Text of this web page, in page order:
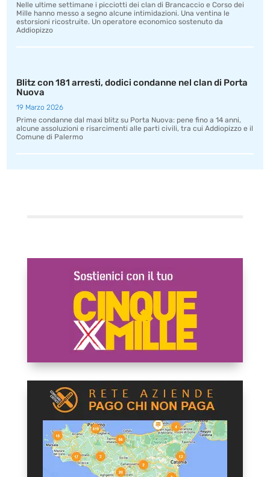
Nelle ultime settimane i picciotti dei clan di Brancaccio e Corso dei
Mille hanno messo a segno alcune intimidazioni. Una ventina le
estorsioni ricostruite. Un operatore economico sostenuto da
Addiopizzo
Blitz con 181 arresti, dodici condanne nel clan di Porta
Nuova
19 Marzo 2026
Prime condanne dal maxi blitz su Porta Nuova: pene fino a 14 anni,
alcune assoluzioni e risarcimenti alle parti civili, tra cui Addiopizzo e il
Comune di Palermo